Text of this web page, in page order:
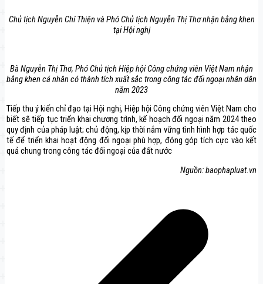
Chủ tịch Nguyễn Chí Thiện và Phó Chủ tịch Nguyễn Thị Thơ nhận bằng khen
tại Hội nghị
Bà Nguyễn Thị Thơ, Phó Chủ tịch Hiệp hội Công chứng viên Việt Nam nhận
bằng khen cá nhân có thành tích xuất sắc trong công tác đối ngoại nhân dân
năm 2023
Tiếp thu ý kiến chỉ đạo tại Hội nghị, Hiệp hội Công chứng viên Việt Nam cho
biết sẽ tiếp tục triển khai chương trình, kế hoạch đối ngoại năm 2024 theo
quy định của pháp luật; chủ động, kịp thời nắm vững tình hình hợp tác quốc
tế để triển khai hoạt động đối ngoại phù hợp, đóng góp tích cực vào kết
quả chung trong công tác đối ngoại của đất nước
Nguồn: baophapluat.vn